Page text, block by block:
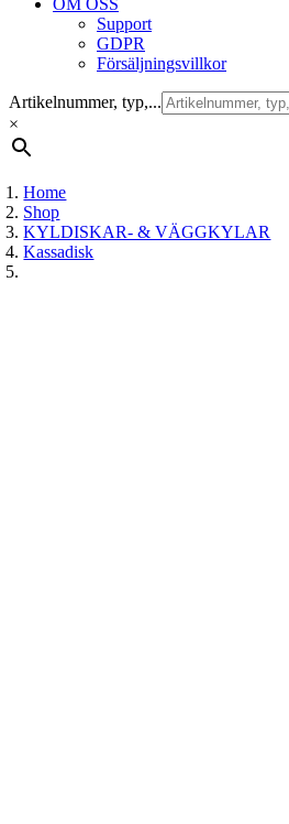
OM OSS
Support
GDPR
Försäljningsvillkor
Artikelnummer, typ,...
×
Home
Shop
KYLDISKAR- & VÄGGKYLAR
Kassadisk